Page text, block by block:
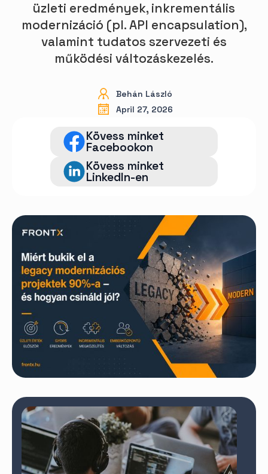
üzleti eredmények, inkrementális
modernizáció (pl. API encapsulation),
valamint tudatos szervezeti és
működési változáskezelés.
Behán László
April 27, 2026
Kövess minket
Facebookon
Kövess minket
LinkedIn-en